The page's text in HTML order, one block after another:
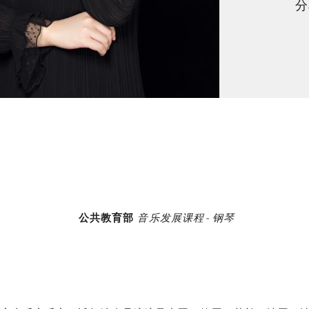
公共教育部 音乐发展课程 - 钢琴